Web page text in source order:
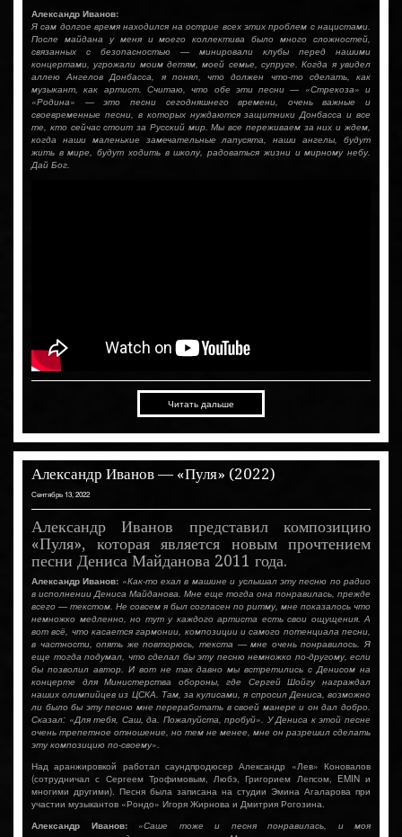
Александр Иванов:
Я сам долгое время находился на острие всех этих проблем с нацистами.
После майдана у меня и моего коллектива было много сложностей,
связанных с безопасностью — минировали клубы перед нашими
концертами, угрожали моим детям, моей семье, супруге. Когда я увидел
аллею Ангелов Донбасса, я понял, что должен что-то сделать, как
музыкант, как артист. Считаю, что обе эти песни — «Стрекоза» и
«Родина» — это песни сегодняшнего времени, очень важные и
своевременные песни, в которых нуждаются защитники Донбасса и все
те, кто сейчас стоит за Русский мир. Мы все переживаем за них и ждем,
когда наши маленькие замечательные лапусята, наши ангелы, будут
жить в мире, будут ходить в школу, радоваться жизни и мирному небу.
Дай Бог.
Читать дальше
Александр Иванов — «Пуля» (2022)
Сентябрь 13, 2022
Александр Иванов представил композицию
«Пуля», которая является новым прочтением
песни Дениса Майданова 2011 года.
Александр Иванов: «Как-то ехал в машине и услышал эту песню по радио
в исполнении Дениса Майданова. Мне еще тогда она понравилась, прежде
всего — текстом. Не совсем я был согласен по ритму, мне показалось что
немножко медленно, но тут у каждого артиста есть свои ощущения. А
вот всё, что касается гармонии, композиции и самого потенциала песни,
в частности, опять же повторюсь, текста — мне очень понравилось. Я
еще тогда подумал, что сделал бы эту песню немножко по-другому, если
бы позволил автор. И вот не так давно мы встретились с Денисом на
концерте для Министерства обороны, где Сергей Шойгу награждал
наших олимпийцев из ЦСКА. Там, за кулисами, я спросил Дениса, возможно
ли было бы эту песню мне переработать в своей манере и он дал добро.
Сказал: «Для тебя, Саш, да. Пожалуйста, пробуй». У Дениса к этой песне
очень трепетное отношение, но тем не менее, мне он разрешил сделать
эту композицию по-своему».
Над аранжировкой работал саундпродюсер Александр «Лев» Коновалов
(сотрудничал с Сергеем Трофимовым, Любэ, Григорием Лепсом, EMIN и
многими другими). Песня была записана на студии Эмина Агаларова при
участии музыкантов «Рондо» Игоря Жирнова и Дмитрия Рогозина.
Александр Иванов:
«Саше тоже и песня понравилась, и моя